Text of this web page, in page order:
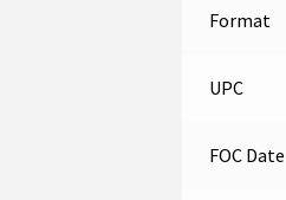
Format
UPC
FOC Date